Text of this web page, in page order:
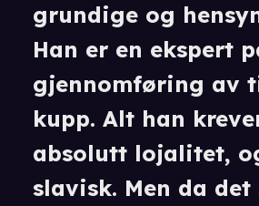
grundige og
Han er en ekspert
gjennomføring av
kupp. Alt han
absolutt lojalitet,
slavisk. Men da